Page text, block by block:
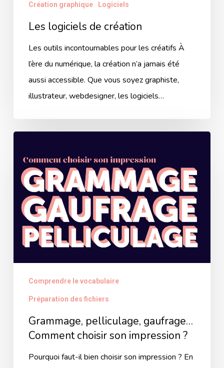
Création graphique Logiciels
Les logiciels de création
Les outils incontournables pour les créatifs À
l’ère du numérique, la création n’a jamais été
aussi accessible. Que vous soyez graphiste,
illustrateur, webdesigner, les logiciels…
pelliculage,
gaufrage…
Comment
choisir
son
impression
Comprendre le vocabulaire
Préparation des fichiers
Grammage, pelliculage, gaufrage…
Comment choisir son impression ?
Pourquoi faut-il bien choisir son impression ? En